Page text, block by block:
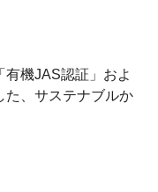
機JAS認証」およ
た、サステナブルか